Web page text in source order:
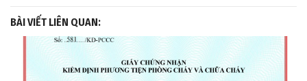
BÀI VIẾT LIÊN QUAN: